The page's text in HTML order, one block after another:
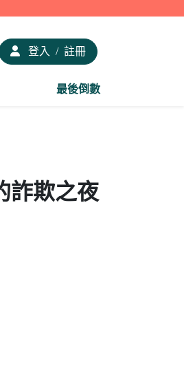
登入 / 註冊
最後倒數
詐欺之夜